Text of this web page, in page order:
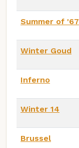
Summer of '67
Winter Goud
Inferno
Winter 14
Brussel